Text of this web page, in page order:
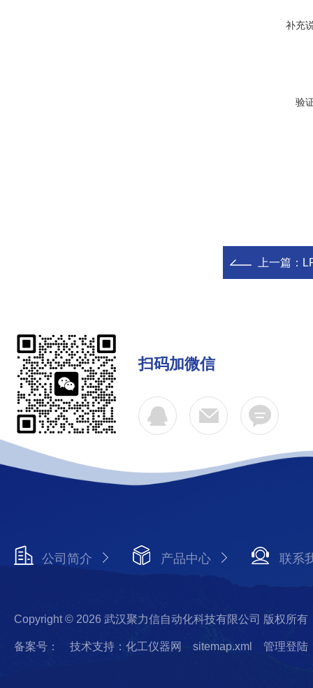
补充
验
上一篇：
扫码加微信
公司简介 产品中心 联系
Copyright © 2026 武汉聚力信自动化科技有限公司 版权所有
备案号： 技术支持：化工仪器网 sitemap.xml 管理登陆